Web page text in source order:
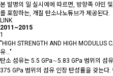
본 발명의 일 실시예에 따르면, 방향족 아민
를 포함하는, 개질 탄소나노튜브가 제공된다.
LINK
2011~2015
1
"HIGH STRENGTH AND HIGH MODULUS
유…"
탄소 섬유는 5.5 GPa∼5.83 GPa 범위의 섬
375 GPa 범위의 섬유 인장 탄성률을 갖는